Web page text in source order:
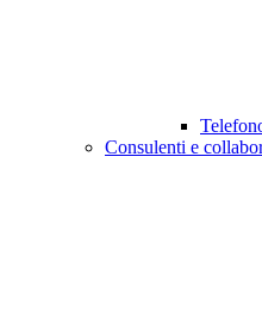
Consulenti e